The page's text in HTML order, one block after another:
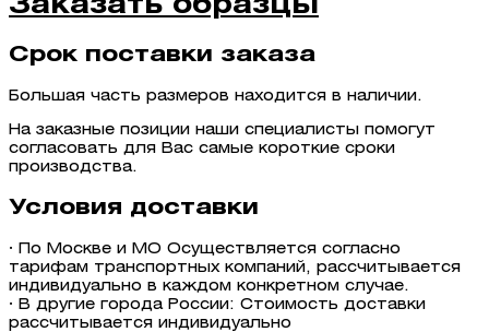
Заказать образцы
Срок поставки заказа
Большая часть размеров находится в наличии.
На заказные позиции наши специалисты помогут
согласовать для Вас самые короткие сроки
производства.
Условия доставки
· По Москве и МО Осуществляется согласно
тарифам транспортных компаний, рассчитывается
индивидуально в каждом конкретном случае.
· В другие города России: Стоимость доставки
рассчитывается индивидуально